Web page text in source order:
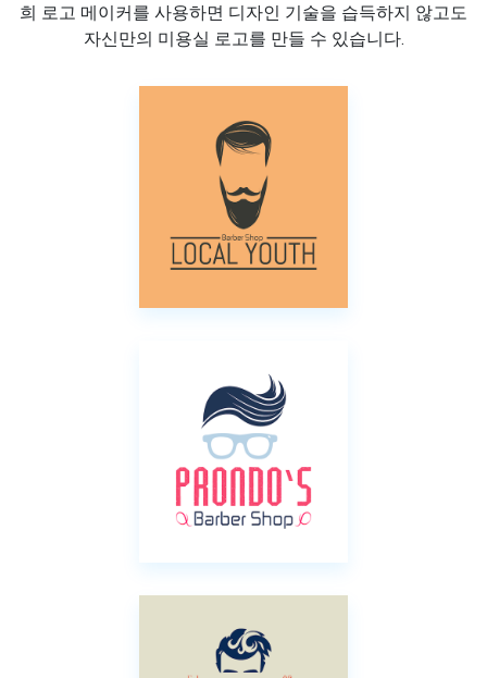
희 로고 메이커를 사용하면 디자인 기술을 습득하지 않고도
자신만의 미용실 로고를 만들 수 있습니다.